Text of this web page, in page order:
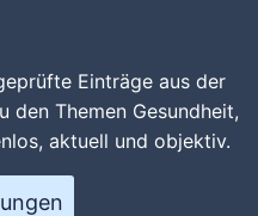
Einträge aus der
den Themen Gesundheit,
aktuell und objektiv.